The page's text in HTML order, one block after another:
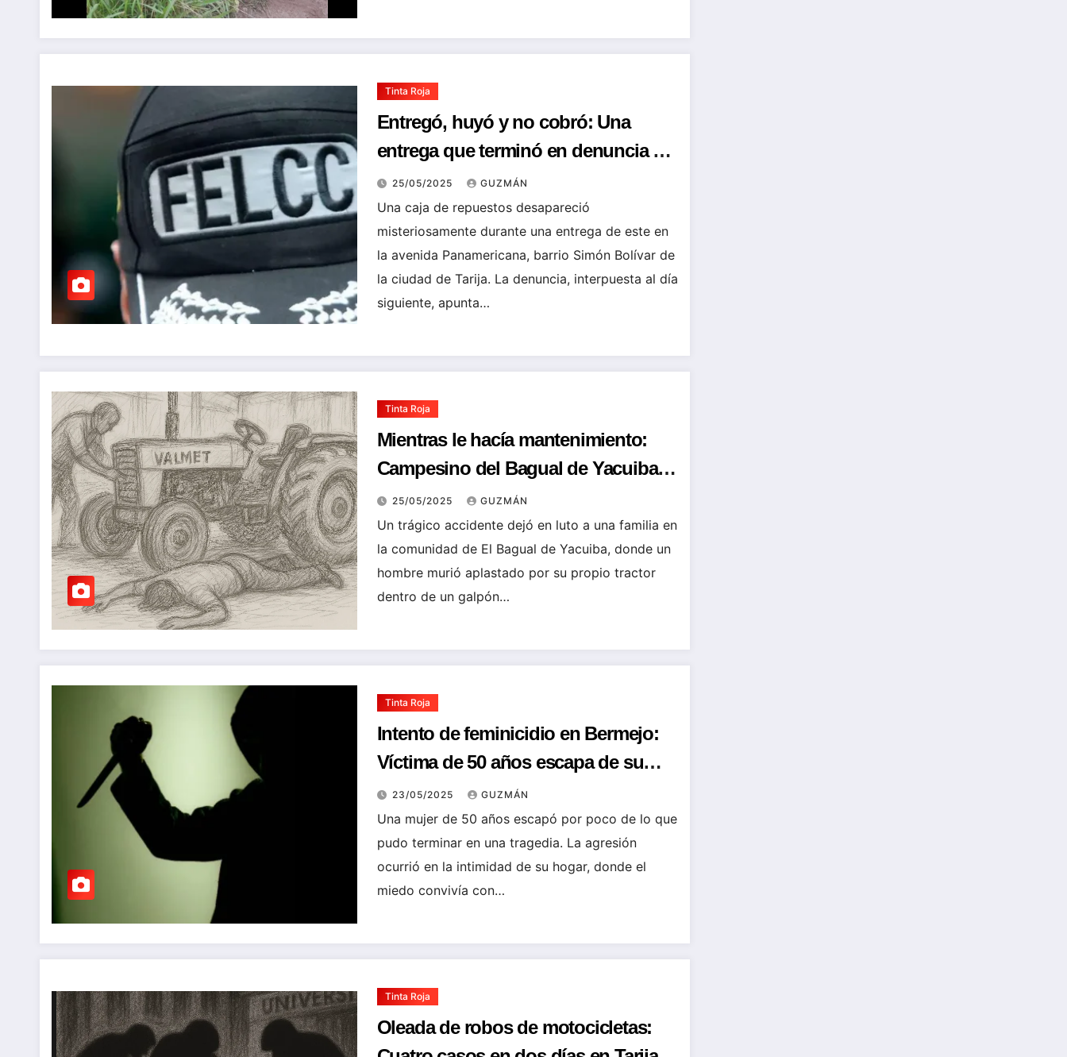
Tinta Roja
Entregó, huyó y no cobró: Una
entrega que terminó en denuncia de
robo en contra de un taxista
25/05/2025 GUZMÁN
Una caja de repuestos desapareció
misteriosamente durante una entrega de este en
la avenida Panamericana, barrio Simón Bolívar de
la ciudad de Tarija. La denuncia, interpuesta al día
siguiente, apunta…
Tinta Roja
Mientras le hacía mantenimiento:
Campesino del Bagual de Yacuiba
muere arrollado por su tractor
25/05/2025 GUZMÁN
Un trágico accidente dejó en luto a una familia en
la comunidad de El Bagual de Yacuiba, donde un
hombre murió aplastado por su propio tractor
dentro de un galpón…
Tinta Roja
Intento de feminicidio en Bermejo:
Víctima de 50 años escapa de su
pareja de 25 años armado con
cuchillo
23/05/2025 GUZMÁN
Una mujer de 50 años escapó por poco de lo que
pudo terminar en una tragedia. La agresión
ocurrió en la intimidad de su hogar, donde el
miedo convivía con…
Tinta Roja
Oleada de robos de motocicletas: